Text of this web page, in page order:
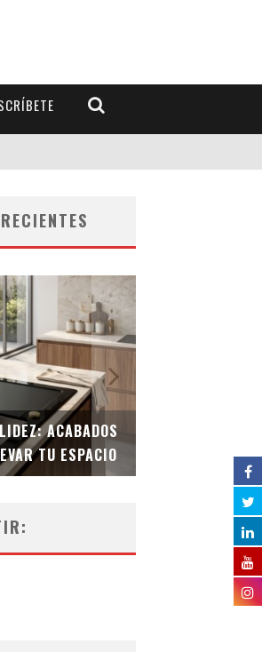
ACABADOS
TU ESPACIO
EL INODORO